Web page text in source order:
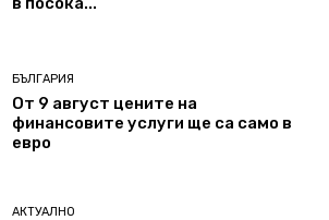
БЪЛГАРИЯ
От 9 август цените на
финансовите услуги ще са само в
евро
АКТУАЛНО